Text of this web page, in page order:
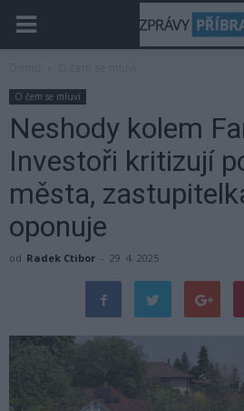
O čem se mluví
Neshody kolem
Investoři kritizují
města,
oponuje
od Radek Ctibor - 29. 4. 2025